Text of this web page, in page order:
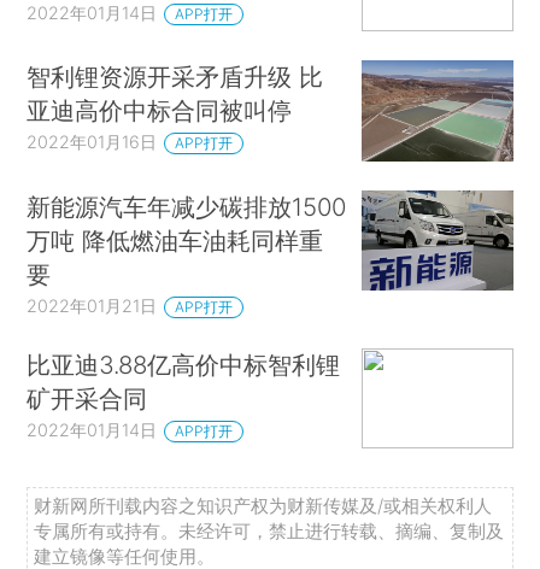
2022年01月14日 APP打开
智利锂资源开采矛盾升级 比
亚迪高价中标合同被叫停
2022年01月16日 APP打开
新能源汽车年减少碳排放1500
万吨 降低燃油车油耗同样重
要
2022年01月21日 APP打开
比亚迪3.88亿高价中标智利锂
矿开采合同
2022年01月14日 APP打开
财新网所刊载内容之知识产权为财新传媒及/或相关权利人
专属所有或持有。未经许可，禁止进行转载、摘编、复制及
建立镜像等任何使用。